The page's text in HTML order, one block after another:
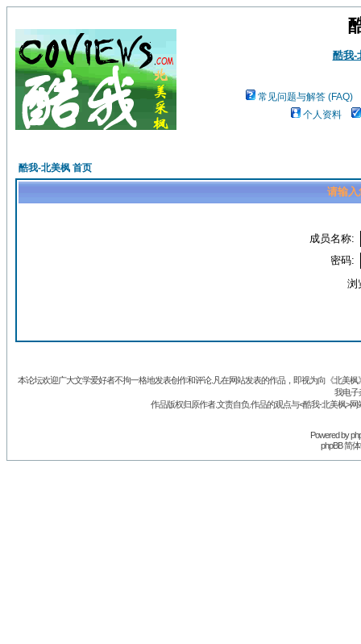
酷我-
常见问题与解答 (FAQ)
个人资料
酷我-北美枫 首页
请输入
成员名称:
密码:
浏
本论坛欢迎广大文学爱好者不拘一格地发表创作和评论.凡在网站发表的作品，即视为向《北美
我电子
作品版权归原作者.文责自负.作品的观点与<酷我-北美枫>
Powered by
phpBB 简